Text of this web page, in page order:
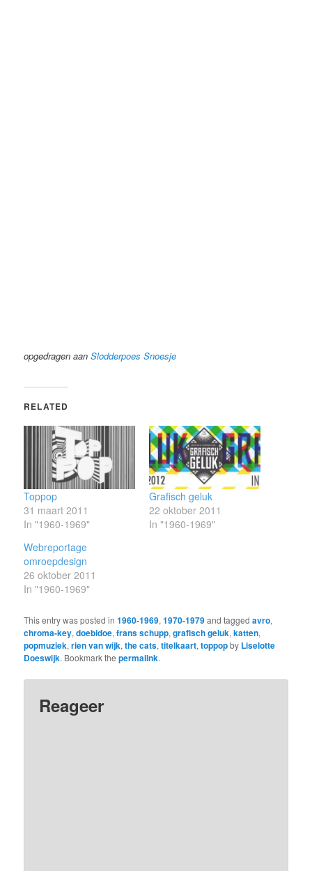
opgedragen aanSlodderpoes Snoesje
RELATED
Toppop
31 maart 2011
In "1960-1969"
Grafisch geluk
22 oktober 2011
In "1960-1969"
Webreportage
omroepdesign
26 oktober 2011
In "1960-1969"
This entry was posted in1960-1969,1970-1979and taggedavro,
chroma-key,doebidoe,frans schupp,grafisch geluk,katten,
popmuziek,rien van wijk,the cats,titelkaart,toppopby Liselotte
Doeswijk. Bookmark thepermalink.
Reageer